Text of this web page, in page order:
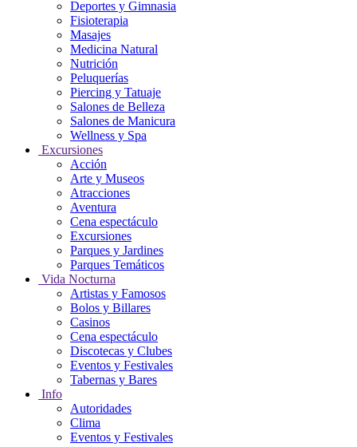
Deportes y Gimnasia
Fisioterapia
Masajes
Medicina Natural
Nutrición
Peluquerías
Piercing y Tatuaje
Salones de Belleza
Salones de Manicura
Wellness y Spa
Excursiones
Acción
Arte y Museos
Atracciones
Aventura
Cena espectáculo
Excursiones
Parques y Jardines
Parques Temáticos
Vida Nocturna
Artistas y Famosos
Bolos y Billares
Casinos
Cena espectáculo
Discotecas y Clubes
Eventos y Festivales
Tabernas y Bares
Info
Autoridades
Clima
Eventos y Festivales